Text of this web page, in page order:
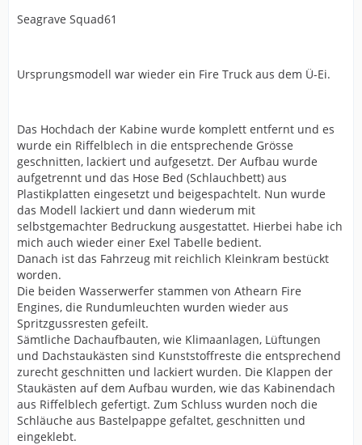
Seagrave Squad61
Ursprungsmodell war wieder ein Fire Truck aus dem Ü-Ei.
Das Hochdach der Kabine wurde komplett entfernt und es
wurde ein Riffelblech in die entsprechende Grösse
geschnitten, lackiert und aufgesetzt. Der Aufbau wurde
aufgetrennt und das Hose Bed (Schlauchbett) aus
Plastikplatten eingesetzt und beigespachtelt. Nun wurde
das Modell lackiert und dann wiederum mit
selbstgemachter Bedruckung ausgestattet. Hierbei habe ich
mich auch wieder einer Exel Tabelle bedient.
Danach ist das Fahrzeug mit reichlich Kleinkram bestückt
worden.
Die beiden Wasserwerfer stammen von Athearn Fire
Engines, die Rundumleuchten wurden wieder aus
Spritzgussresten gefeilt.
Sämtliche Dachaufbauten, wie Klimaanlagen, Lüftungen
und Dachstaukästen sind Kunststoffreste die entsprechend
zurecht geschnitten und lackiert wurden. Die Klappen der
Staukästen auf dem Aufbau wurden, wie das Kabinendach
aus Riffelblech gefertigt. Zum Schluss wurden noch die
Schläuche aus Bastelpappe gefaltet, geschnitten und
eingeklebt.